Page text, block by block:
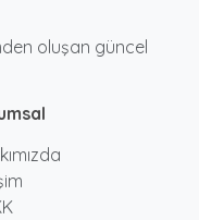
oluşan güncel